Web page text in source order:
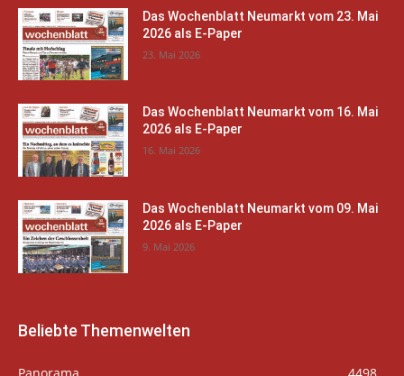
Das Wochenblatt Neumarkt vom 23. Mai
2026 als E-Paper
23. Mai 2026
Das Wochenblatt Neumarkt vom 16. Mai
2026 als E-Paper
16. Mai 2026
Das Wochenblatt Neumarkt vom 09. Mai
2026 als E-Paper
9. Mai 2026
Beliebte Themenwelten